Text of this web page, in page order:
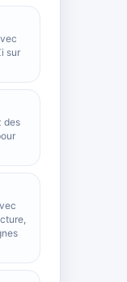
sur
des